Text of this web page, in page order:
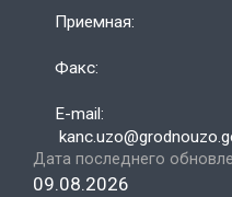
Приемная:
Факс:
E-mail:
Дата последнего
09.08.2026